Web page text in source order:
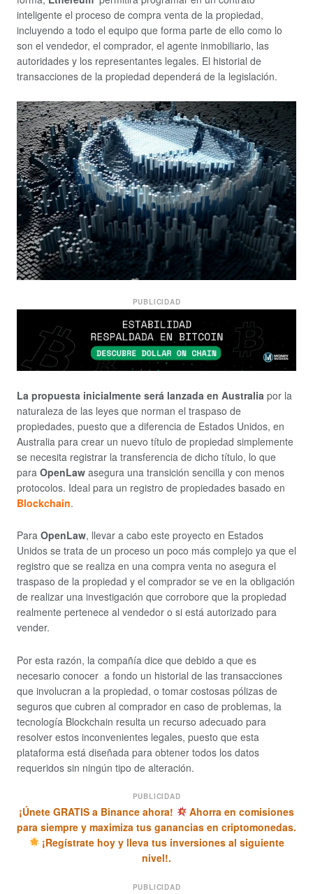
inteligente el proceso de compra venta de la propiedad,
incluyendo a todo el equipo que forma parte de ello como lo
son el vendedor, el comprador, el agente inmobiliario, las
autoridades y los representantes legales. El historial de
transacciones de la propiedad dependerá de la legislación.
PUBLICIDAD
La propuesta inicialmente será lanzada en Australia por la
naturaleza de las leyes que norman el traspaso de
propiedades, puesto que a diferencia de Estados Unidos, en
Australia para crear un nuevo título de propiedad simplemente
se necesita registrar la transferencia de dicho título, lo que
para OpenLaw asegura una transición sencilla y con menos
protocolos. Ideal para un registro de propiedades basado en
Blockchain.
Para OpenLaw, llevar a cabo este proyecto en Estados
Unidos se trata de un proceso un poco más complejo ya que el
registro que se realiza en una compra venta no asegura el
traspaso de la propiedad y el comprador se ve en la obligación
de realizar una investigación que corrobore que la propiedad
realmente pertenece al vendedor o si está autorizado para
vender.
Por esta razón, la compañía dice que debido a que es
necesario conocer a fondo un historial de las transacciones
que involucran a la propiedad, o tomar costosas pólizas de
seguros que cubren al comprador en caso de problemas, la
tecnología Blockchain resulta un recurso adecuado para
resolver estos inconvenientes legales, puesto que esta
plataforma está diseñada para obtener todos los datos
requeridos sin ningún tipo de alteración.
PUBLICIDAD
¡Únete GRATIS a Binance ahora!
Ahorra en comisiones
para siempre y maximiza tus ganancias en criptomonedas.
¡Regístrate hoy y lleva tus inversiones al siguiente
nivel!.
PUBLICIDAD